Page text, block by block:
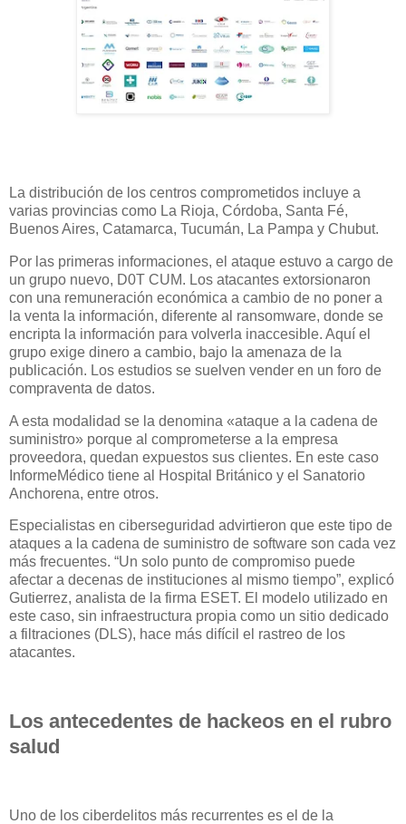
La distribución de los centros comprometidos incluye a
varias provincias como La Rioja, Córdoba, Santa Fé,
Buenos Aires, Catamarca, Tucumán, La Pampa y Chubut.
Por las primeras informaciones, el ataque estuvo a cargo de
un grupo nuevo, D0T CUM. Los atacantes extorsionaron
con una remuneración económica a cambio de no poner a
la venta la información, diferente al ransomware, donde se
encripta la información para volverla inaccesible. Aquí el
grupo exige dinero a cambio, bajo la amenaza de la
publicación. Los estudios se suelven vender en un foro de
compraventa de datos.
A esta modalidad se la denomina «ataque a la cadena de
suministro» porque al comprometerse a la empresa
proveedora, quedan expuestos sus clientes. En este caso
InformeMédico tiene al Hospital Británico y el Sanatorio
Anchorena, entre otros.
Especialistas en ciberseguridad advirtieron que este tipo de
ataques a la cadena de suministro de software son cada vez
más frecuentes. “Un solo punto de compromiso puede
afectar a decenas de instituciones al mismo tiempo”, explicó
Gutierrez, analista de la firma ESET. El modelo utilizado en
este caso, sin infraestructura propia como un sitio dedicado
a filtraciones (DLS), hace más difícil el rastreo de los
atacantes.
Los antecedentes de hackeos en el rubro
salud
Uno de los ciberdelitos más recurrentes es el de la